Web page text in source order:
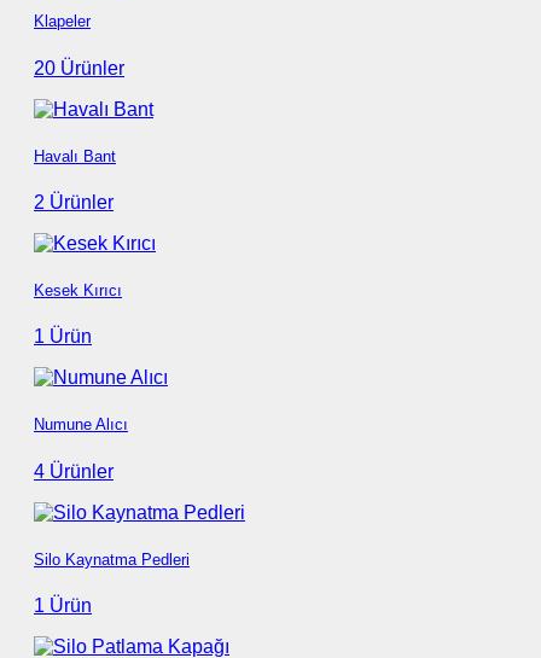
Klapeler
20 Ürünler
Havalı Bant
2 Ürünler
Kesek Kırıcı
1 Ürün
Numune Alıcı
4 Ürünler
Silo Kaynatma Pedleri
1 Ürün